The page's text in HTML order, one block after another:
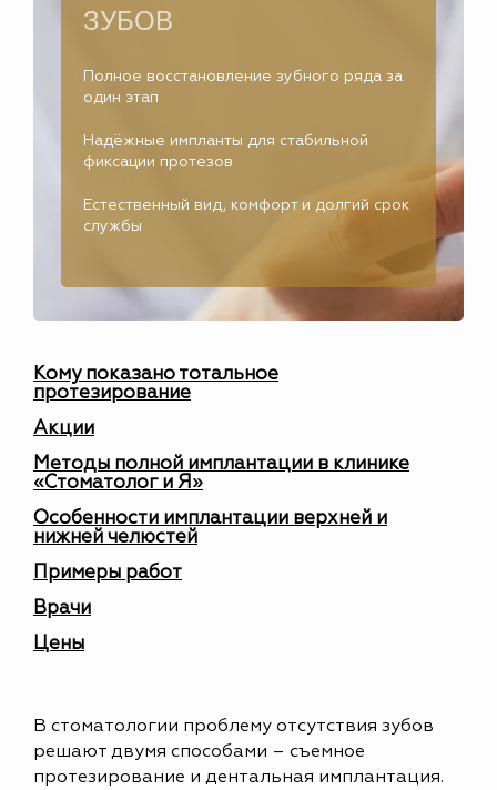
ЗУБОВ
Полное восстановление зубного ряда за
один этап
Надёжные импланты для стабильной
фиксации протезов
Естественный вид, комфорт и долгий срок
службы
Кому показано тотальное
протезирование
Акции
Методы полной имплантации в клинике
«Стоматолог и Я»
Особенности имплантации верхней и
нижней челюстей
Примеры работ
Врачи
Цены
В стоматологии проблему отсутствия зубов
решают двумя способами – съемное
протезирование и дентальная имплантация.